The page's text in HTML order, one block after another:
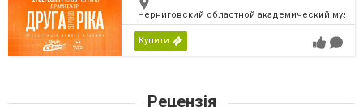
Черниговский областной академический
Купити
Рецензія